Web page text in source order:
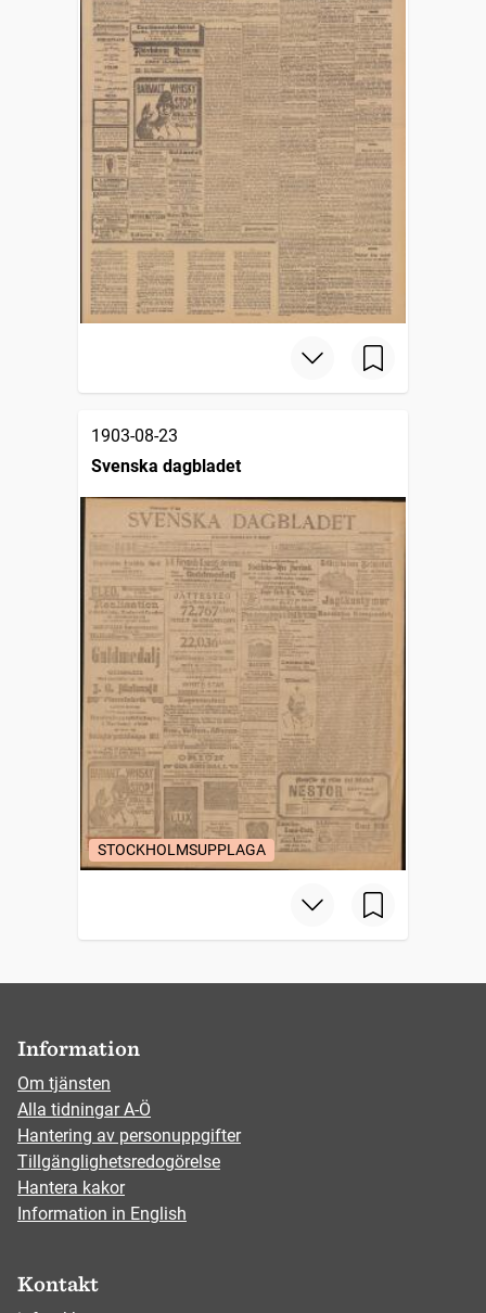
1903-08-23
Svenska dagbladet
STOCKHOLMSUPPLAGA
Information
Om tjänsten
Alla tidningar A-Ö
Hantering av personuppgifter
Tillgänglighetsredogörelse
Hantera kakor
Information in English
Kontakt